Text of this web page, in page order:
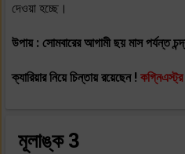
দেওয়া হচ্ছে।
উপায় : সোমবারের আগামী ছয় মাস পর্যন্ত
ক্যারিয়ার নিয়ে চিন্তায় রয়েছেন ! কগ্নিএস্ট্র
মূলাঙ্ক 3